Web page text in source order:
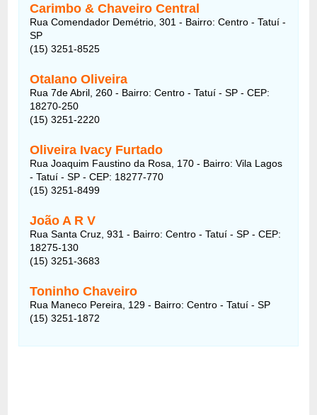
Carimbo & Chaveiro Central
Rua Comendador Demétrio, 301 - Bairro: Centro - Tatuí -
SP
(15) 3251-8525
OtaIano Oliveira
Rua 7de Abril, 260 - Bairro: Centro - Tatuí - SP - CEP:
18270-250
(15) 3251-2220
Oliveira Ivacy Furtado
Rua Joaquim Faustino da Rosa, 170 - Bairro: Vila Lagos
- Tatuí - SP - CEP: 18277-770
(15) 3251-8499
João A R V
Rua Santa Cruz, 931 - Bairro: Centro - Tatuí - SP - CEP:
18275-130
(15) 3251-3683
Toninho Chaveiro
Rua Maneco Pereira, 129 - Bairro: Centro - Tatuí - SP
(15) 3251-1872